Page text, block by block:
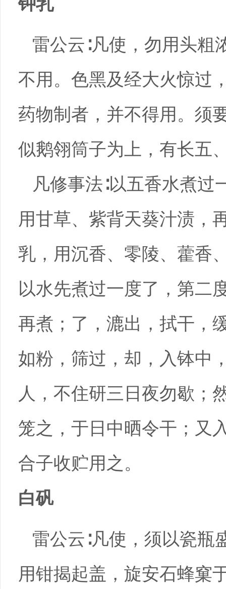
雷公云∶凡使，勿用头粗
不用。色黑及经大火惊过
药物制者，并不得用。须
似鹅翎筒子为上，有长五
凡修事法∶以五香水煮
用甘草、紫背天葵汁渍，
乳，用沉香、零陵、藿香
以水先煮过一度了，第二
再煮；了，漉出，拭干，
如粉，筛过，却，入钵中
人，不住研三日夜勿歇；
笼之，于日中晒令干；又
合子收贮用之。
白矾
雷公云∶凡使，须以瓷瓶
用钳揭起盖，旋安石蜂窠